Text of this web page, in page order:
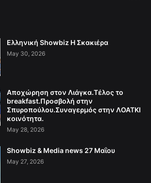
Ελληνική Showbiz Η Σκακιέρα
May 30, 2026
Αποχώρηση στον Λιάγκα.Τέλος το
breakfast.Προσβολή στην
Σπυροπούλου.Συναγερμός στην ΛΟΑΤΚΙ
κοινότητα.
May 28, 2026
Showbiz & Media news 27 Μαΐου
May 27, 2026